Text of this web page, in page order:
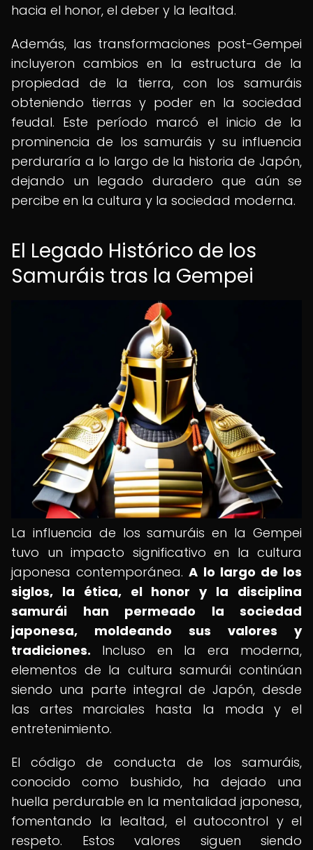
hacia el honor, el deber y la lealtad.
Además, las transformaciones post-Gempei
incluyeron cambios en la estructura de la
propiedad de la tierra, con los samuráis
obteniendo tierras y poder en la sociedad
feudal. Este período marcó el inicio de la
prominencia de los samuráis y su influencia
perduraría a lo largo de la historia de Japón,
dejando un legado duradero que aún se
percibe en la cultura y la sociedad moderna.
El Legado Histórico de los
Samuráis tras la Gempei
La influencia de los samuráis en la Gempei
tuvo un impacto significativo en la cultura
japonesa contemporánea.A lo largo de los
siglos, la ética, el honor y la disciplina
samurái han permeado la sociedad
japonesa, moldeando sus valores y
tradiciones. Incluso en la era moderna,
elementos de la cultura samurái continúan
siendo una parte integral de Japón, desde
las artes marciales hasta la moda y el
entretenimiento.
El código de conducta de los samuráis,
conocido como bushido, ha dejado una
huella perdurable en la mentalidad japonesa,
fomentando la lealtad, el autocontrol y el
respeto. Estos valores siguen siendo